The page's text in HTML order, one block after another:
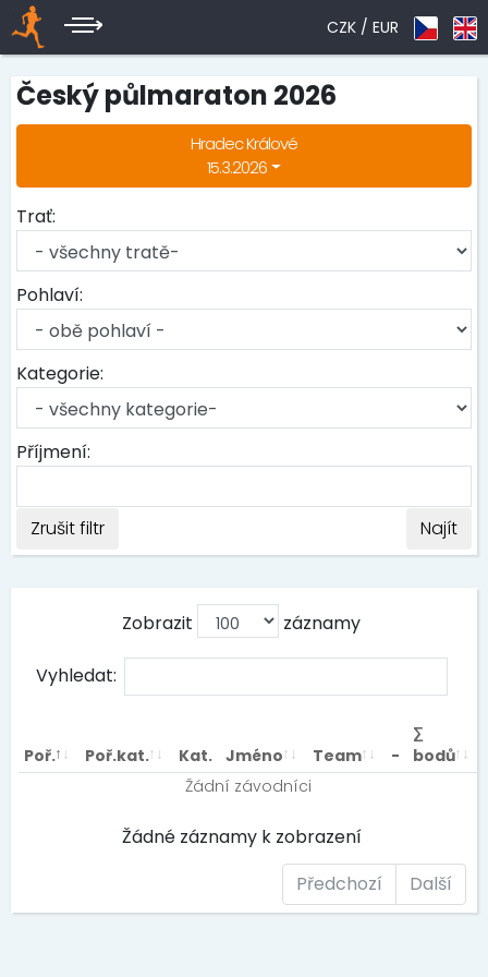
CZK / EUR
Český půlmaraton 2026
Hradec Králové
15.3.2026
Trať:
Pohlaví:
Kategorie:
Příjmení:
Zrušit filtr Najít
Zobrazit záznamy
Vyhledat:
Poř. Poř.kat. Kat. Jméno Team -
∑
bodů
Žádní závodníci
Žádné záznamy k zobrazení
Předchozí
Další